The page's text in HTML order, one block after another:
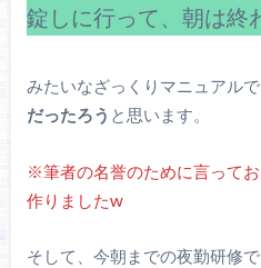
錠しに行って、朝は終
みたいなざっくりマニュアルで
だったろう と思います。
※筆者の名誉のために言って
作りましたw
そして、今朝までの夜勤研修